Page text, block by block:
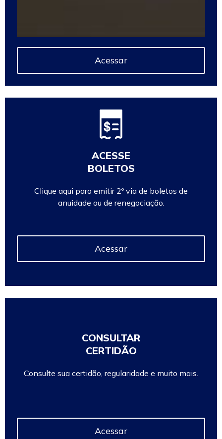
Acessar
ACESSE
BOLETOS
Clique aqui para emitir 2º via de boletos de
anuidade ou de renegociação.
Acessar
CONSULTAR
CERTIDÃO
Consulte sua certidão, regularidade e muito mais.
Acessar